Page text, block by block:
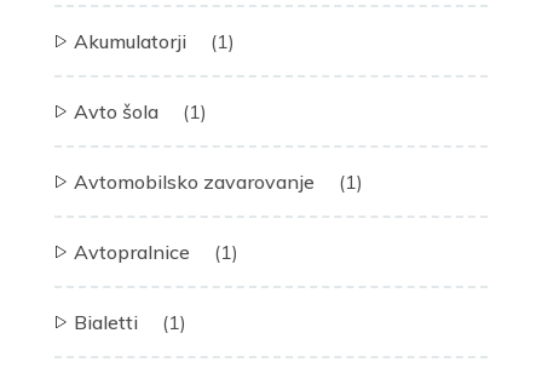
Akumulatorji (1)
Avto šola (1)
Avtomobilsko zavarovanje (1)
Avtopralnice (1)
Bialetti (1)